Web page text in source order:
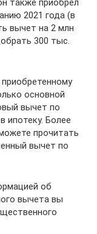
2021 года (в
вычет на 2 млн
300 тыс.
основной
вычет по
ипотеку. Более
прочитать
вычет по
об
вычета вы